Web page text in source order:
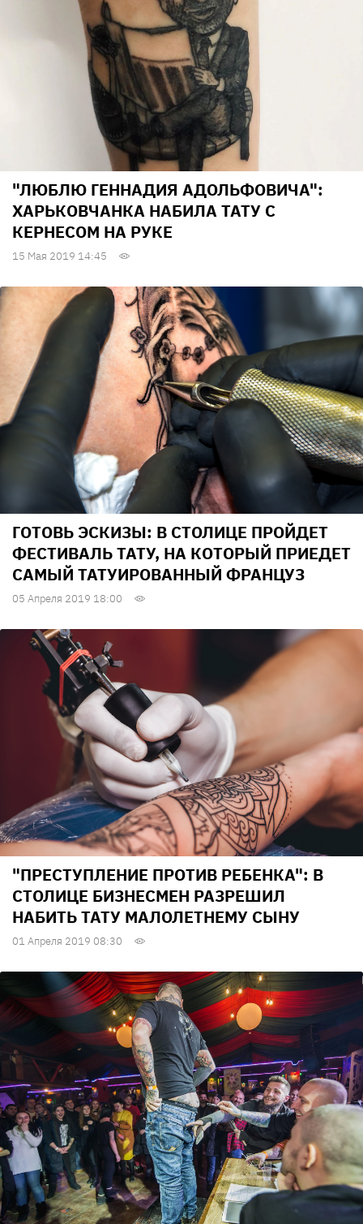
"ЛЮБЛЮ ГЕННАДИЯ АДОЛЬФОВИЧА":
ХАРЬКОВЧАНКА НАБИЛА ТАТУ С
КЕРНЕСОМ НА РУКЕ
15 Мая 2019 14:45
ГОТОВЬ ЭСКИЗЫ: В СТОЛИЦЕ ПРОЙДЕТ
ФЕСТИВАЛЬ ТАТУ, НА КОТОРЫЙ ПРИЕДЕТ
САМЫЙ ТАТУИРОВАННЫЙ ФРАНЦУЗ
05 Апреля 2019 18:00
"ПРЕСТУПЛЕНИЕ ПРОТИВ РЕБЕНКА": В
СТОЛИЦЕ БИЗНЕСМЕН РАЗРЕШИЛ
НАБИТЬ ТАТУ МАЛОЛЕТНЕМУ СЫНУ
01 Апреля 2019 08:30